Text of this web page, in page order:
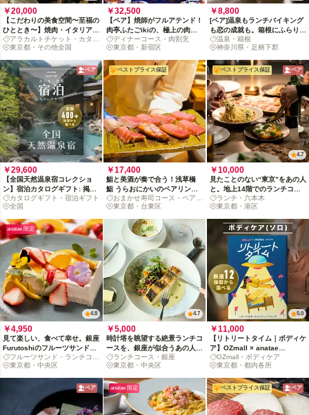
￥20,000
【こだわりの美食空間〜至福の
ひととき〜】焼肉・イタリア
ン・和食など、厳選39店舗か
ら選べるお食事券 20,000円
アラカルトチケット・カタロ
グ
東京都・その他全国
￥32,500
【ペア】焼師がフルアテンド！
肉亭ふたごikiの、極上の肉を
味わう「活コース」
ディナーコース・肉割烹
東京都・新宿区
￥8,800
[ペア]温泉もランチバイキング
も恋の成就も。箱根にふらり日
帰りデート旅[土日祝限定]
温泉・箱根
神奈川県・足柄下郡
ペア
￥29,600
【全国天然温泉宿コレクショ
ン】宿泊カタログギフト: 掲載
数400+施設〜
カタログギフト・宿泊ギフト
全国
ベストプライス保証
￥17,400
鮨と美酒が奏で合う！浅草橋
鮨 うらおにかいのペアリング
付限定コース（時間指定あり）
おまかせ寿司コース・ペアリ
ング
東京都・台東区
ベストプライス保証 ペア
4.7
￥10,000
見たことのない“東京”をあの人
と。地上14階でのランチコー
ス[ペア]
ランチ・六本木
東京都・港区
anatae 限定
4.8
￥4,950
見て楽しい、食べて幸せ。銀座
Furutoshiのフルーツサンド特
別コース
フルーツサンド・ランチコー
ス
東京都・中央区
4.7
￥5,000
時計塔を眺望する絶景ランチコ
ースを、銀座が似合うあの人の
記念日に
ランチコース・銀座
東京都・中央区
5.0
￥11,000
【リトリートタイム｜ボディケ
ア】OZmall × anatae
presents カタログギフト
OZmall・ボディケア
東京都・都内各所
ペア anatae 限定 ベストプライス保証 ペア